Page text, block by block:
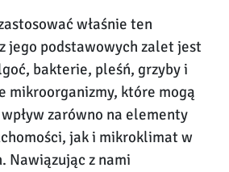
właśnie ten
jego podstawowych zalet jest
bakterie, pleśń, grzyby i
mikroorganizmy, które mogą
zarówno na elementy
jak i mikroklimat w
Nawiązując z nami